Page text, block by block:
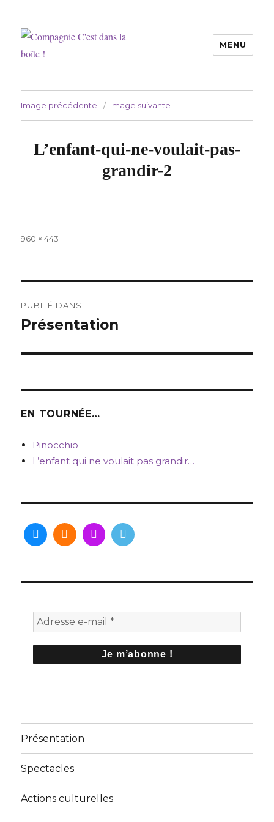
MENU
Image précédente Image suivante
L’enfant-qui-ne-voulait-pas-
grandir-2
Taille
960 × 443
de
PUBLIÉ DANS
Présentation
EN TOURNÉE…
Pinocchio
L’enfant qui ne voulait pas grandir…
Présentation
Spectacles
Actions culturelles